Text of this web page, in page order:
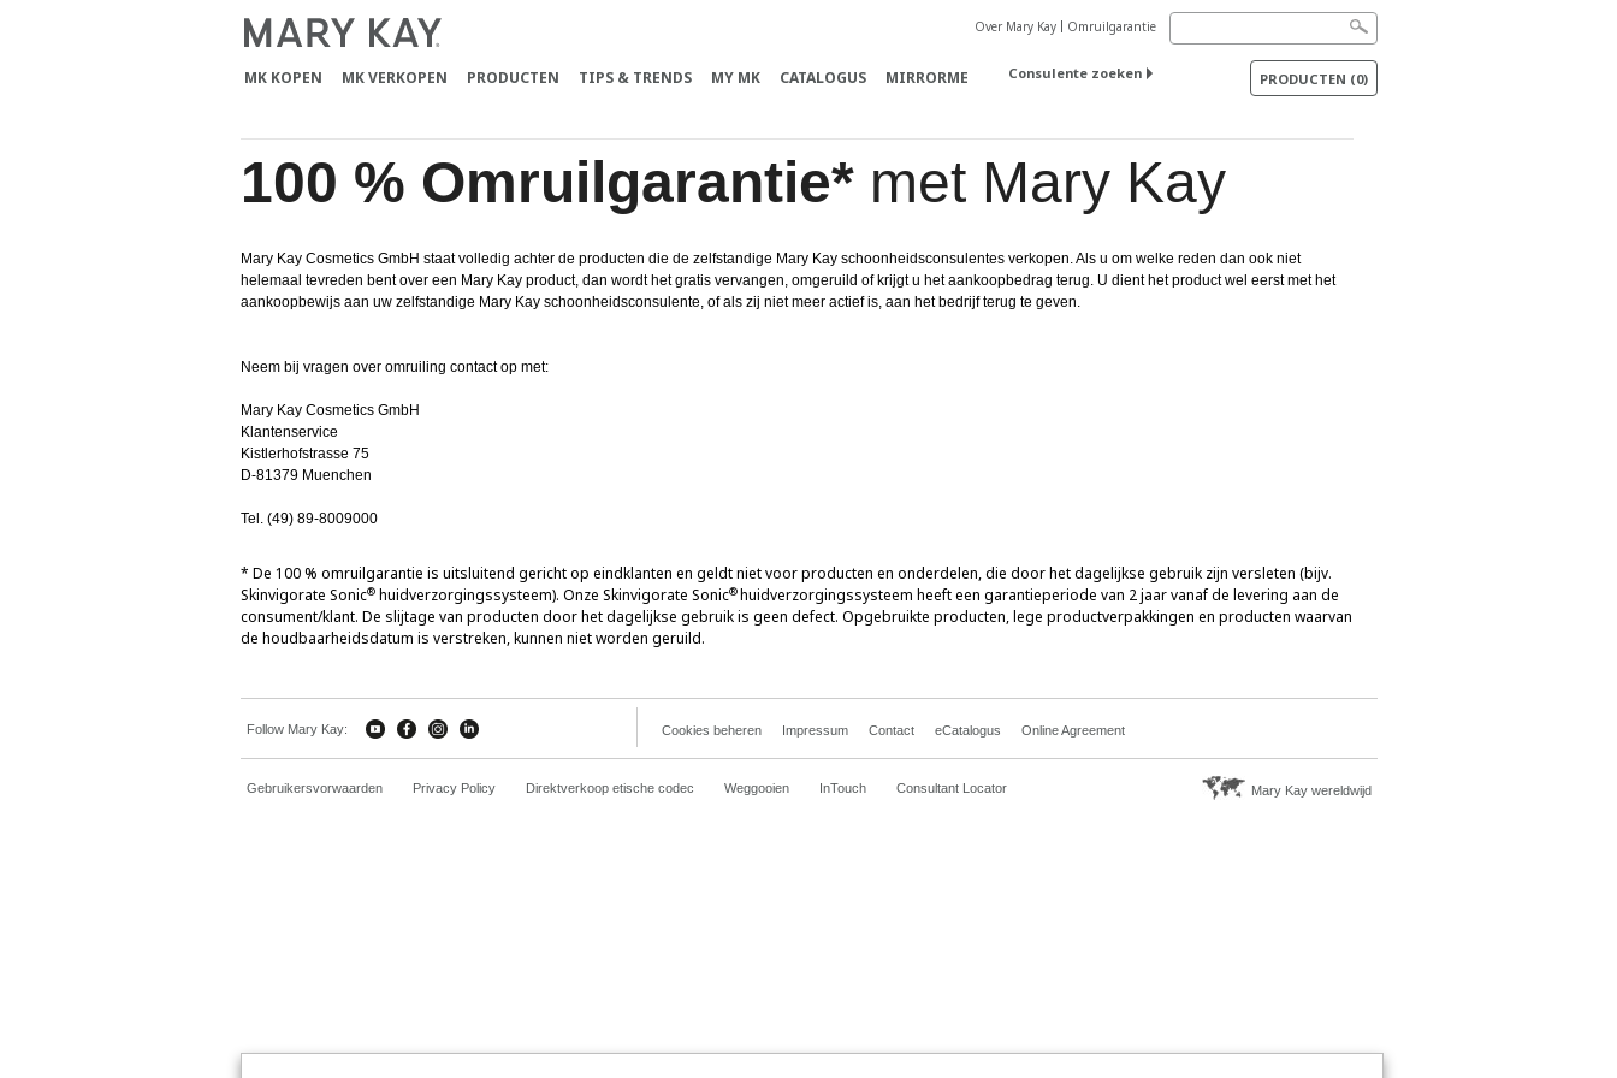
MK KOPEN MK VERKOPEN PRODUCTEN TIPS & TRENDS MY MK CATALOGUS MIRRORME
Over Mary Kay Omruilgarantie
Consulente zoeken PRODUCTEN (0)
100 % Omruilgarantie* met Mary Kay
Mary Kay Cosmetics GmbH staat volledig achter de producten die de zelfstandige Mary Kay schoonheidsconsulentes verkopen. Als u om welke reden dan ook niet
helemaal tevreden bent over een Mary Kay product, dan wordt het gratis vervangen, omgeruild of krijgt u het aankoopbedrag terug. U dient het product wel eerst met het
aankoopbewijs aan uw zelfstandige Mary Kay schoonheidsconsulente, of als zij niet meer actief is, aan het bedrijf terug te geven.
Neem bij vragen over omruiling contact op met:
Mary Kay Cosmetics GmbH
Klantenservice
Kistlerhofstrasse 75
D-81379 Muenchen
Tel. (49) 89-8009000
* De 100 % omruilgarantie is uitsluitend gericht op eindklanten en geldt niet voor producten en onderdelen, die door het dagelijkse gebruik zijn versleten (bijv.
Skinvigorate Sonic®huidverzorgingssysteem). Onze Skinvigorate Sonic®huidverzorgingssysteem heeft een garantieperiode van 2 jaar vanaf de levering aan de
consument/klant. De slijtage van producten door het dagelijkse gebruik is geen defect. Opgebruikte producten, lege productverpakkingen en producten waarvan
de houdbaarheidsdatum is verstreken, kunnen niet worden geruild.
Follow Mary Kay: Cookies beheren Impressum Contact eCatalogus Online Agreement
Gebruikersvorwaarden Privacy Policy Direktverkoop etische codec Weggooien InTouch Consultant Locator Mary Kay wereldwijd